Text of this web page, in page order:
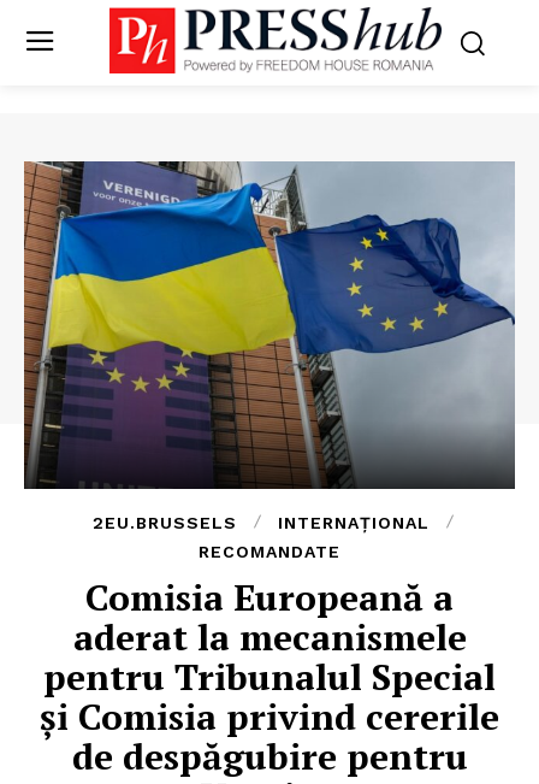
2EU.BRUSSELS
INTERNAȚIONAL
RECOMANDATE
Comisia Europeană a
aderat la mecanismele
pentru Tribunalul Special
și Comisia privind cererile
de despăgubire pentru